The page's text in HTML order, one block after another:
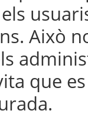
Això
que